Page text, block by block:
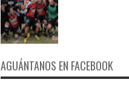
AGUÁNTANOS EN FACEBOOK